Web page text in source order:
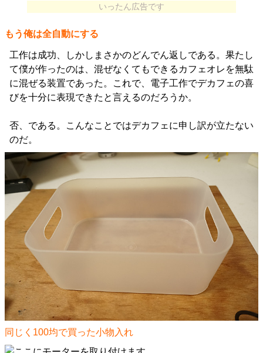
いったん広告です
もう俺は全自動にする
工作は成功、しかしまさかのどんでん返しである。果たし
て僕が作ったのは、混ぜなくてもできるカフェオレを無駄
に混ぜる装置であった。これで、電子工作でデカフェの喜
びを十分に表現できたと言えるのだろうか。
否、である。こんなことではデカフェに申し訳が立たない
のだ。
同じく100均で買った小物入れ